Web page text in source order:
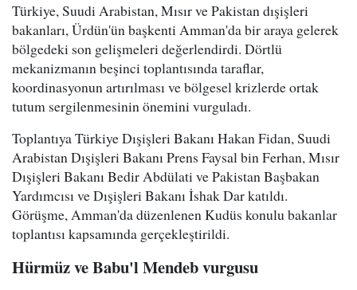
Türkiye, Suudi Arabistan, Mısır ve Pakistan dışişleri
bakanları, Ürdün'ün başkenti Amman'da bir araya gelerek
bölgedeki son gelişmeleri değerlendirdi. Dörtlü
mekanizmanın beşinci toplantısında taraflar,
koordinasyonun artırılması ve bölgesel krizlerde ortak
tutum sergilenmesinin önemini vurguladı.
Toplantıya Türkiye Dışişleri Bakanı Hakan Fidan, Suudi
Arabistan Dışişleri Bakanı Prens Faysal bin Ferhan, Mısır
Dışişleri Bakanı Bedir Abdülati ve Pakistan Başbakan
Yardımcısı ve Dışişleri Bakanı İshak Dar katıldı.
Görüşme, Amman'da düzenlenen Kudüs konulu bakanlar
toplantısı kapsamında gerçekleştirildi.
Hürmüz ve Babu'l Mendeb vurgusu